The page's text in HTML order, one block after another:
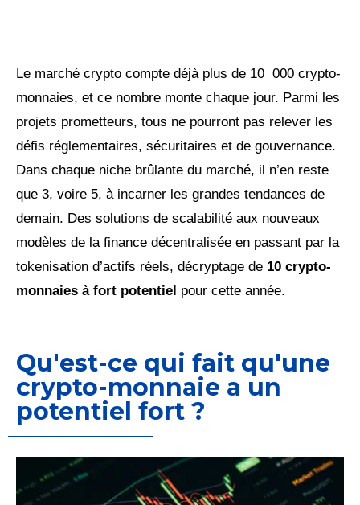
Le marché crypto compte déjà plus de 10 000 crypto-
monnaies, et ce nombre monte chaque jour. Parmi les
projets prometteurs, tous ne pourront pas relever les
défis réglementaires, sécuritaires et de gouvernance.
Dans chaque niche brûlante du marché, il n’en reste
que 3, voire 5, à incarner les grandes tendances de
demain. Des solutions de scalabilité aux nouveaux
modèles de la finance décentralisée en passant par la
tokenisation d’actifs réels, décryptage de 10 crypto-
monnaies à fort potentiel pour cette année.
Qu'est-ce qui fait qu'une
crypto-monnaie a un
potentiel fort ?